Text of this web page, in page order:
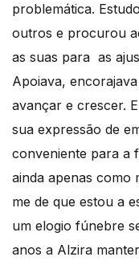
problemática.
outros e procurou
as suas para as
Apoiava,
avançar e crescer.
sua expressão de
conveniente para a
ainda apenas como
me de que estou a
um elogio fúnebre
anos a Alzira